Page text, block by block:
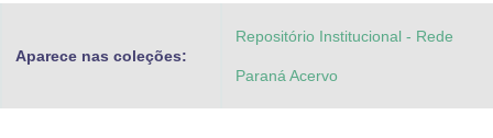
Aparece nas coleções:
Repositório Institucional - Rede
Paraná Acervo